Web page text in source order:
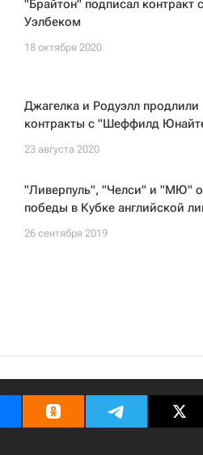
"Брайтон" подписал контракт с
Уэлбеком
18 октября 2020
Джагелка и Родуэлл продлили
контракты с "Шеффилд
23 августа 2020
"Ливерпуль", "Челси" и "МЮ"
победы в Кубке английской
26 сентября 2019